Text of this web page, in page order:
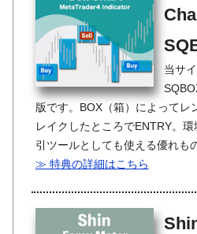
当サ
版です。BOX（箱）によってレ
レイクしたところでENTRY。
引ツールとしても使える優れも
≫ 特典の詳細はこちら